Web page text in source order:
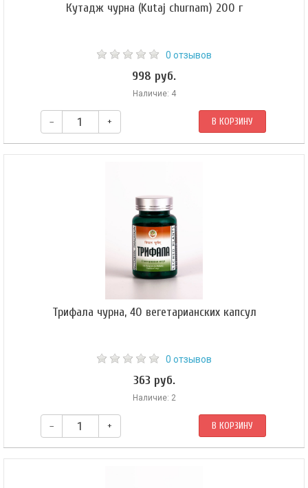
Кутадж чурна (Kutaj churnam) 200 г
0 отзывов
998 руб.
Наличие: 4
– + В КОРЗИНУ
Кутадж чурна является средством, которое обладает антисептическими,
Трифала чурна, 40 вегетарианских капсул
0 отзывов
363 руб.
Наличие: 2
– + В КОРЗИНУ